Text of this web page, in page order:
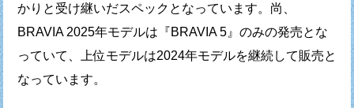
かりと受け継いだスペックとなっています。 尚、
BRAVIA 2025年モデルは『BRAVIA 5』のみの発売とな
っていて、
上位モデルは2024年モデルを継続して販売と
なっています。